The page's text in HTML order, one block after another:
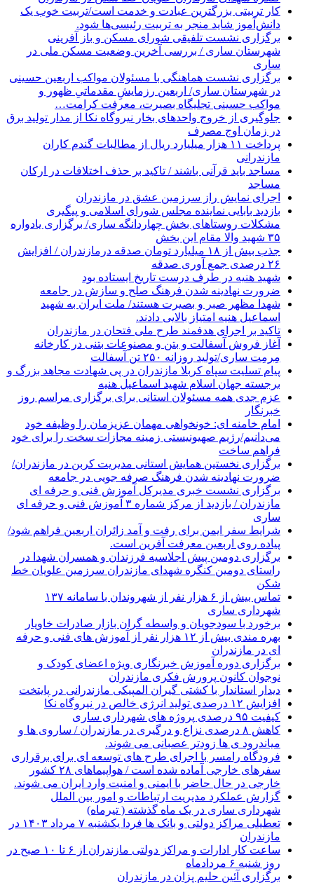
کار تربیتی بزرگترین عبادت و خدمت است/تربیت خوب یک
دانش‌آموز شاید منجر به تربیت رئیسی‌ها شود.
برگزاری ‌نشست تلفیقی شورای مسکن و باز آفرینی
شهرستان ساری / بررسی آخرین وضعیت مسکن ملی در
ساری
برگزاری نشست هماهنگی با مسئولان مواکب اربعین حسینی
در شهرستان ساری/ اربعین رزمایشِ مقدماتیِ ظهور و
مواکب حسینی تجلیگاه بصیرت، معرفت کرامت…
جلوگیری از خروج واحدهای بخار نیروگاه نکا از مدار تولید برق
در زمان اوج مصرف
پرداخت ۱۱ هزار میلیارد ریال از مطالبات گندم کاران
مازندرانی
مساجد باید قرآنی باشند / تاکید بر حذف اختلافات در ارکان
مساجد
اجرای نمایش راز سرزمین عشق در مازندران
بازدید بابایی نماینده مجلس شورای اسلامی و پیگیری
مشکلات روستاهای بخش چهاردانگه ساری/ برگزاری یادواره
۳۵ شهید والا مقام این بخش
جذب بیش از ۱۸ میلیارد تومان صدقه درمازندران / افزایش
۲۶ درصدی جمع آوری صدقه
شهید هنیه در طرف درست تاریخ ایستاده بود
ضرورت نهادینه شدن فرهنگ صلح و سازش در جامعه
شهدا مظهر صبر و بصیرت هستند/ ملت ایران به شهید
اسماعیل هنیه امتیاز بالایی دادند.
تاکید بر اجرای هدفمند طرح ملی فتحان در مازندران
آغاز فروش آسفالت و بتن و مصنوعات بتنی در کارخانه
مِرمِت ساری/تولید روزانه ۲۵۰ تن آسفالت
پیام تسلیت سپاه کربلا مازندران در پی شهادت مجاهد بزرگ و
برجسته جهان اسلام شهید اسماعیل هنیه
عزم جدی همه مسئولان استانی برای برگزاری مراسم روز
خبرنگار
امام خامنه ای: خونخواهی مهمان عزیزمان را وظیفه خود
می‌دانیم/رژیم صهیونیستی زمینه مجازات سخت را برای خود
فراهم ساخت
برگزاری نخستین همایش استانی مدیریت کربن در مازندران/
ضرورت نهادینه شدن فرهنگ صرفه جویی در جامعه
برگزاری نشست خبری مدیرکل آموزش فنی و حرفه ای
مازندران / بازدید از مرکز شماره ۳ آموزش فنی و حرفه ای
ساری
شرایط سفر ایمن برای رفت و آمد زائران اربعین فراهم شود/
پیاده روی اربعین معرفت آفرین است.
برگزاری دومین پیش اجلاسیه فرزندان و همسران شهدا در
راستای دومین کنگره شهدای مازندران سرزمین علویان خط
شکن
تماس بیش از ۶ هزار نفر از شهروندان با سامانه ۱۳۷
شهرداری ساری
برخورد با سودجویان و واسطه گران بازار صادرات خاویار
بهره مندی بیش از ۱۲ هزار نفر از آموزش های فنی و حرفه
ای در مازندران
برگزاری دوره آموزش خبرنگاری ویژه اعضای کودک و
نوجوان کانون پرورش فکری مازندران
دیدار استاندار با کشتی گیران المپیکی مازندرانی در پایتخت
افزایش ۱۲ درصدی تولید انرژی خالص در نیروگاه نکا
کیفیت ۹۵ درصدی پروژه های شهرداری ساری
کاهش ۸ درصدی نزاع و درگیری در مازندران / ساروی ها و
میاندرود ی ها زودتر عصبانی می شوند.
فرودگاه رامسر با اجرای طرح های توسعه ای برای برقراری
سفرهای خارجی آماده شده است / هواپیماهای ۲۸ کشور
خارجی در حال حاضر با ایمنی و امنیت وارد ایران می شوند.
گزارش عملکرد مدیریت ارتباطات و امور بین الملل
شهرداری ساری در یک ماه گذشته ( تیرماه)
تعطیلی مراکز دولتی و بانک ها فردا یکشنبه ۷ مرداد ۱۴۰۳ در
مازندران
ساعت کار ادارات و مراکز دولتی مازندران از ۶ تا ۱۰ صبح در
روز شنبه ۶ مردادماه
برگزاری آئین حلیم پزان در مازندران